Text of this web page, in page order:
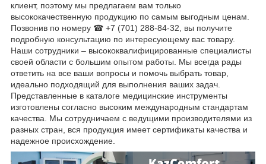
клиент, поэтому мы предлагаем вам только
высококачественную продукцию по самым выгодным ценам.
Позвонив по номеру ☎ +7 (701) 288-84-32, вы получите
подробную консультацию по интересующему вас товару.
Наши сотрудники – высококвалифицированные специалисты
своей области с большим опытом работы. Мы всегда рады
ответить на все ваши вопросы и помочь выбрать товар,
идеально подходящий для выполнения ваших задач.
Представленные в каталоге медицинские инструменты
изготовлены согласно высоким международным стандартам
качества. Мы сотрудничаем с ведущими производителями из
разных стран, вся продукция имеет сертификаты качества и
надежное происхождение.